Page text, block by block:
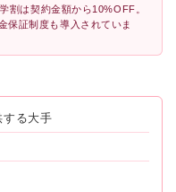
★4.6 / 5（57件）
★4.4 / 5（529件）
割は契約金額から10%OFF。
保証制度も導入されていま
する大手